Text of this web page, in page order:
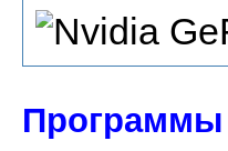
Программы